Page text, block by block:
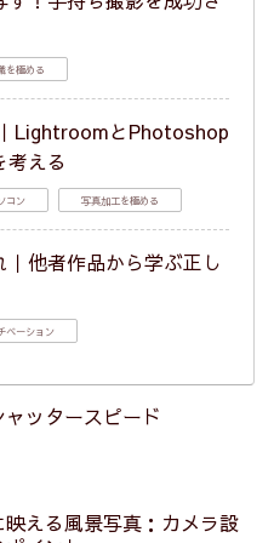
を極める
LightroomとPhotoshop
考える
コン 写真加工を極める
他者作品から学ぶ正し
ベーション
ッタースピード
える風景写真：カメラ設